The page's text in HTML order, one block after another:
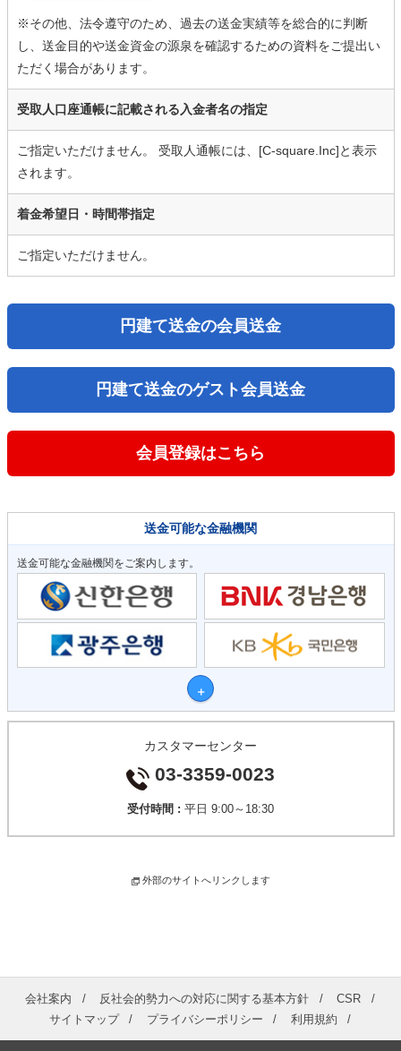
※その他、法令遵守のため、過去の送金実績等を総合的に判断
し、送金目的や送金資金の源泉を確認するための資料をご提出い
ただく場合があります。
受取人口座通帳に記載される入金者名の指定
ご指定いただけません。 受取人通帳には、[C-square.Inc]と表示
されます。
着金希望日・時間帯指定
ご指定いただけません。
円建て送金の会員送金
円建て送金のゲスト会員送金
会員登録はこちら
送金可能な金融機関
送金可能な金融機関をご案内します。
カスタマーセンター
03-3359-0023
受付時間 : 平日 9:00～18:30
外部のサイトへリンクします
会社案内 反社会的勢力への対応に関する基本方針
CSR
サイトマップ
プライバシーポリシー 利用規約